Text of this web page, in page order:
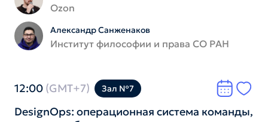
Ozon
Александр Санженаков
Институт философии и права СО РАН
12:00 (GMT+7) Зал №7
DesignOps: операционная система команды,